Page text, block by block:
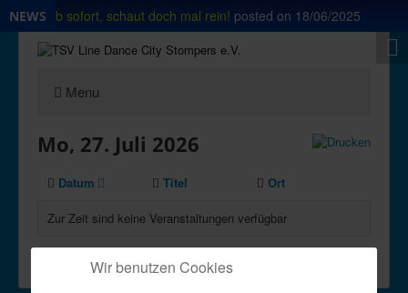
NEWS
Shop ab sofort, schaut doch mal rein! posted on 18/06/2025
Menu
Mo, 27. Juli 2026
Datum Titel Ort
Zur Zeit sind keine Veranstaltungen verfügbar
Wir benutzen Cookies